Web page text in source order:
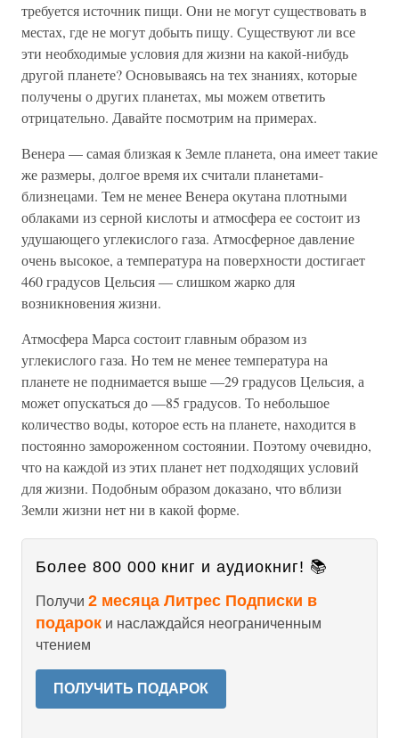
требуется источник пищи. Они не могут существовать в
местах, где не могут добыть пищу. Существуют ли все
эти необходимые условия для жизни на какой-нибудь
другой планете? Основываясь на тех знаниях, которые
получены о других планетах, мы можем ответить
отрицательно. Давайте посмотрим на примерах.
Венера — самая близкая к Земле планета, она имеет такие
же размеры, долгое время их считали планетами-
близнецами. Тем не менее Венера окутана плотными
облаками из серной кислоты и атмосфера ее состоит из
удушающего углекислого газа. Атмосферное давление
очень высокое, а температура на поверхности достигает
460 градусов Цельсия — слишком жарко для
возникновения жизни.
Атмосфера Марса состоит главным образом из
углекислого газа. Но тем не менее температура на
планете не поднимается выше —29 градусов Цельсия, а
может опускаться до —85 градусов. То небольшое
количество воды, которое есть на планете, находится в
постоянно замороженном состоянии. Поэтому очевидно,
что на каждой из этих планет нет подходящих условий
для жизни. Подобным образом доказано, что вблизи
Земли жизни нет ни в какой форме.
Более 800 000 книг и аудиокниг! 📚
Получи 2 месяца Литрес Подписки в
подарок и наслаждайся неограниченным
чтением
ПОЛУЧИТЬ ПОДАРОК